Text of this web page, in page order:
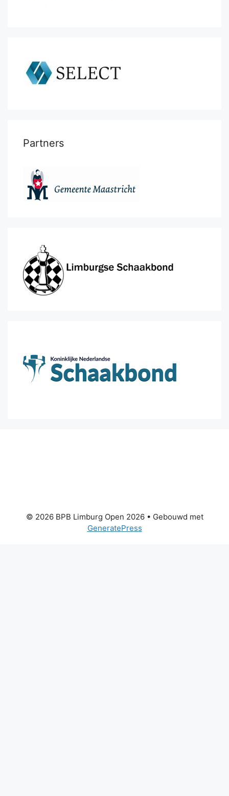
Partners
© 2026 BPB Limburg Open 2026• Gebouwd met
GeneratePress